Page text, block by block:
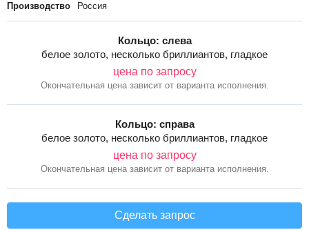
Производство Россия
Кольцо: слева
белое золото, несколько бриллиантов, гладкое
цена по запросу
Окончательная цена зависит от варианта исполнения.
Кольцо: справа
белое золото, несколько бриллиантов, гладкое
цена по запросу
Окончательная цена зависит от варианта исполнения.
Сделать запрос